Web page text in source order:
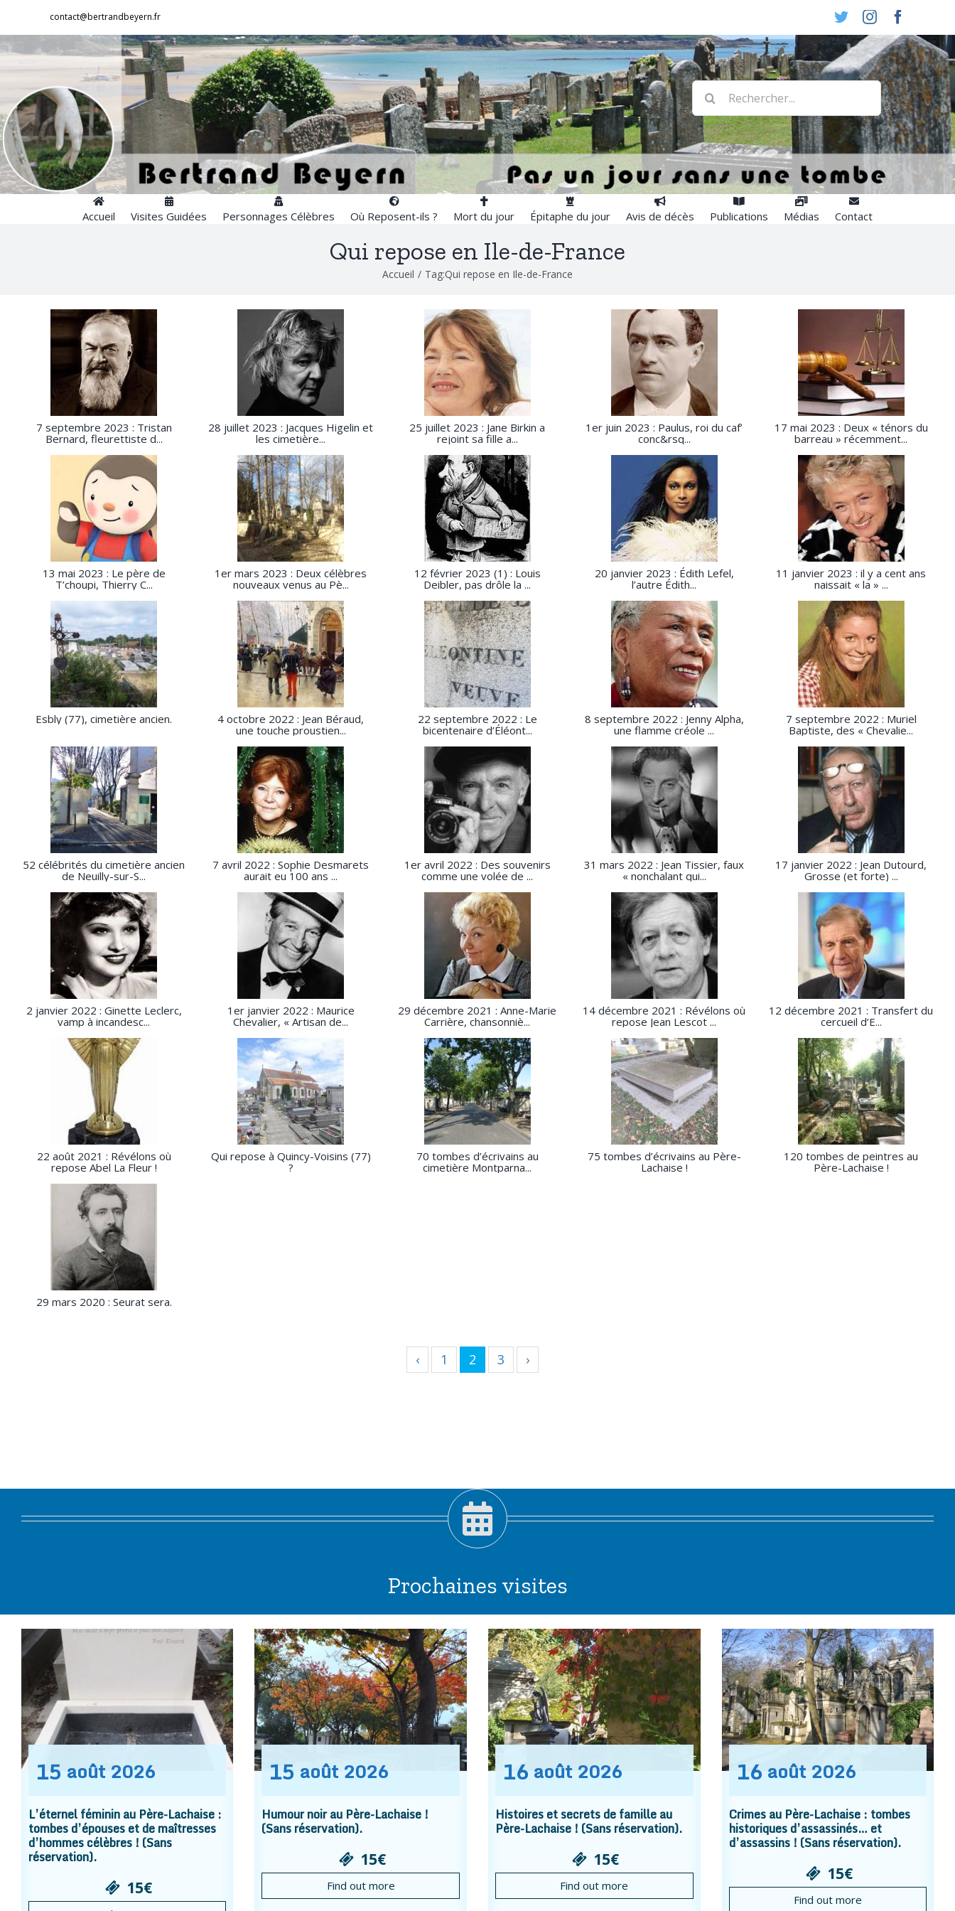
contenu
contact@bertrandbeyern.fr TwitterInstagram
Rechercher:
Accueil Visites Guidées Personnages Célèbres Où Reposent-ils ? Mort du jour Épitaphe du jour Avis de décès Publications Médias Contact
Qui repose en Ile-de-France
Accueil / Tag:Qui repose en Ile-de-France
7 septembre 2023 : Tristan
Bernard, fleurettiste d...
28 juillet 2023 : Jacques Higelin et
les cimetière...
25 juillet 2023 : Jane Birkin a
rejoint sa fille a...
1er juin 2023 : Paulus, roi du caf’
conc&rsq...
17 mai 2023 : Deux « ténors du
barreau » récemment...
13 mai 2023 : Le père de
T’choupi, Thierry C...
1er mars 2023 : Deux célèbres
nouveaux venus au Pè...
12 février 2023 (1) : Louis
Deibler, pas drôle la ...
20 janvier 2023 : Édith Lefel,
l’autre Édith...
11 janvier 2023 : il y a cent ans
naissait « la » ...
Esbly (77), cimetière ancien.
4 octobre 2022 : Jean Béraud,
une touche proustien...
22 septembre 2022 : Le
bicentenaire d’Éléont...
8 septembre 2022 : Jenny Alpha,
une flamme créole ...
7 septembre 2022 : Muriel
Baptiste, des « Chevalie...
52 célébrités du cimetière ancien
de Neuilly-sur-S...
7 avril 2022 : Sophie Desmarets
aurait eu 100 ans ...
1er avril 2022 : Des souvenirs
comme une volée de ...
31 mars 2022 : Jean Tissier, faux
« nonchalant qui...
17 janvier 2022 : Jean Dutourd,
Grosse (et forte) ...
2 janvier 2022 : Ginette Leclerc,
vamp à incandesc...
1er janvier 2022 : Maurice
Chevalier, « Artisan de...
29 décembre 2021 : Anne-Marie
Carrière, chansonniè...
14 décembre 2021 : Révélons où
repose Jean Lescot ...
12 décembre 2021 : Transfert du
cercueil d’E...
22 août 2021 : Révélons où
repose Abel La Fleur !
Qui repose à Quincy-Voisins (77)
?
70 tombes d’écrivains au
cimetière Montparna...
75 tombes d’écrivains au Père-
Lachaise !
120 tombes de peintres au
Père-Lachaise !
29 mars 2020 : Seurat sera.
‹ 1 2 3 ›
Prochaines visites
15 août 2026
L’éternel féminin au Père-Lachaise :
tombes d’épouses et de maîtresses
d’hommes célèbres ! (Sans
réservation).
15€
15 août 2026
Humour noir au Père-Lachaise !
(Sans réservation).
15€
Find out more
16 août 2026
Histoires et secrets de famille au
Père-Lachaise ! (Sans réservation).
15€
Find out more
16 août 2026
Crimes au Père-Lachaise : tombes
historiques d’assassinés… et
d’assassins ! (Sans réservation).
15€
Find out more